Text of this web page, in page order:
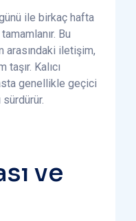
ile birkaç hafta
Bu
arasındaki iletişim,
taşır. Kalıcı
genellikle geçici
sürdürür.
ve